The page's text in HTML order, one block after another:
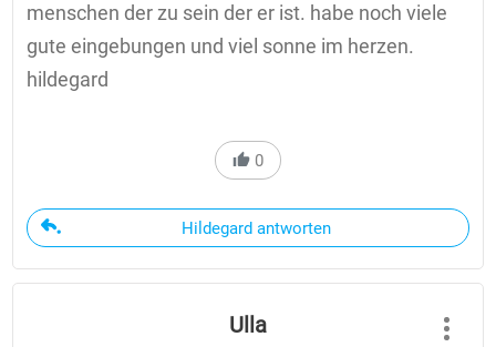
menschen der zu sein der er ist. habe noch viele
gute eingebungen und viel sonne im herzen.
hildegard
0
Hildegard antworten
Ulla